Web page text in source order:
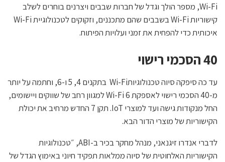
Wi-Fi, מספר הולך וגדל של חברות שבבים ויצרנים בוחרים לשלב
קישוריות Wi-Fi בשבבים שהם מתכננים, וזקוקים לטכנולוגיית Wi-Fi
איכותית כדי להפחית את זמני ועלויות הפיתוח.
40 הסכמי רישוי
עד כה סיפקה סיוה טכנולוגיותWi-Fi בתקנים 4, 5 ו-6, וחתמה על יותר
מ-40 הסכמי רישוי לאספקת Wi-Fi 6 למגוון רחב של שווקים ויישומים,
החל מנקודות גישה ועד למוצרי IoT. תקן 7 החדש מרחיב את יכולת
הקישוריות של מוצרי הדור הבא.
לדברי אנדרו זיגנאני, מנהל מחקר בכיר ב-ABI, ״טכנולוגיות
הקישוריות האלחוטית של סיוה ממלאות תפקיד חיוני באימוץ הגדל של